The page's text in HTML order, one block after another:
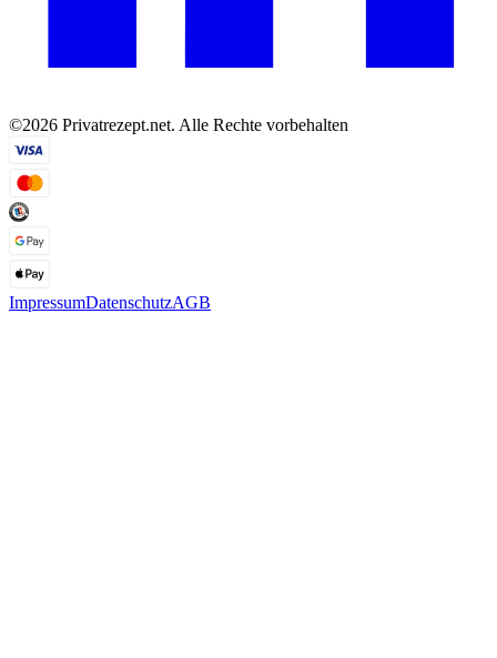
©2026 Privatrezept.net. Alle Rechte vorbehalten
ImpressumDatenschutzAGB